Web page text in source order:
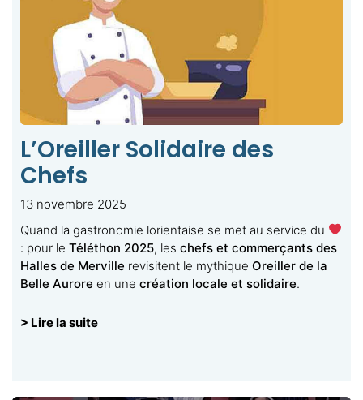
L’Oreiller Solidaire des
Chefs
13 novembre 2025
Quand la gastronomie lorientaise se met au service du
: pour le Téléthon 2025, les chefs et commerçants des
Halles de Merville revisitent le mythique Oreiller de la
Belle Aurore en une création locale et solidaire.
> Lire la suite